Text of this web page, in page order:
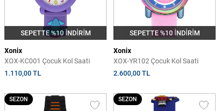
SEPETTE %10 İNDİRİM
Xonix
XOX-KC001 Çocuk Kol Saati
1.110,00 TL
SEPETTE %10 İNDİRİM
Xonix
XOX-YR102 Çocuk Kol Saati
2.600,00 TL
SEZON SEZON